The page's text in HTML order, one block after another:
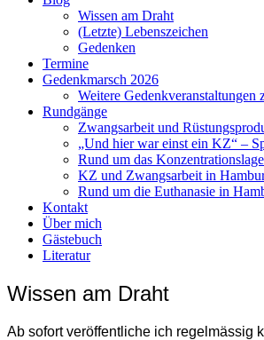
Wissen am Draht
(Letzte) Lebenszeichen
Gedenken
Termine
Gedenkmarsch 2026
Weitere
Rundgänge
Zwangsarbeit und
„Und hier war einst ein KZ“ –
Rund um das
KZ und Zwangsarbeit in
Rund um die Euthanasie in
Kontakt
Über mich
Gästebuch
Literatur
Wissen am Draht
Ab sofort veröffentliche ich regelmässig